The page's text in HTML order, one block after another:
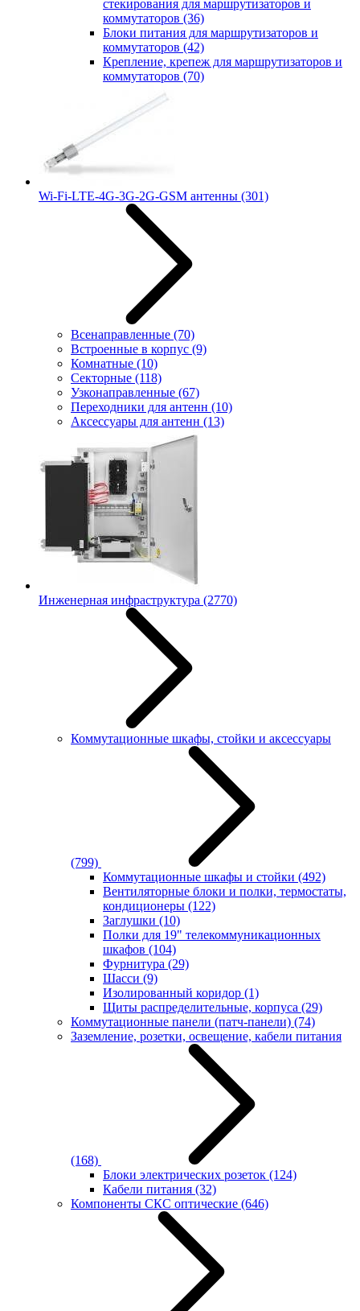
стекирования для маршрутизаторов и
коммутаторов (36)
Блоки питания для маршрутизаторов и
коммутаторов (42)
Крепление, крепеж для маршрутизаторов и
коммутаторов (70)
Wi-Fi-LTE-4G-3G-2G-GSM антенны (301)
Всенаправленные (70)
Встроенные в корпус (9)
Комнатные (10)
Секторные (118)
Узконаправленные (67)
Переходники для антенн (10)
Аксессуары для антенн (13)
Инженерная инфраструктура (2770)
Коммутационные шкафы, стойки и аксессуары
(799)
Коммутационные шкафы и стойки (492)
Вентиляторные блоки и полки, термостаты,
кондиционеры (122)
Заглушки (10)
Полки для 19" телекоммуникационных
шкафов (104)
Фурнитура (29)
Шасси (9)
Изолированный коридор (1)
Щиты распределительные, корпуса (29)
Коммутационные панели (патч-панели) (74)
Заземление, розетки, освещение, кабели питания
(168)
Блоки электрических розеток (124)
Кабели питания (32)
Компоненты СКС оптические (646)